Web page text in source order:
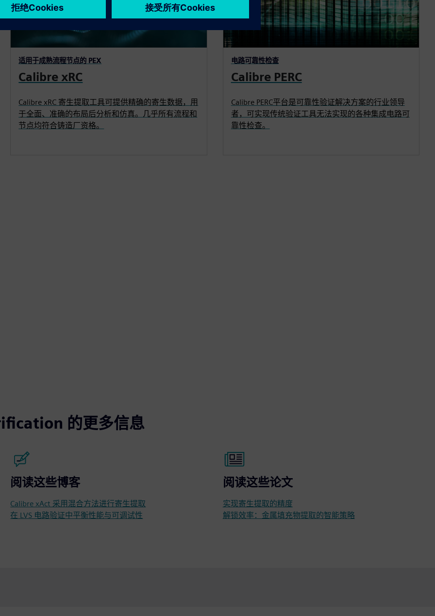
适用于成熟流程节点的 PEX
Calibre xRC
Calibre xRC 寄生提取工具可提供精确的寄生数据，用
于全面、准确的布局后分析和仿真。几乎所有流程和
节点均符合铸造厂资格。
电路可靠性检查
Calibre PERC
Calibre PERC平台是可靠性验证解决方案的行业领导
者，可实现传统验证工具无法实现的各种集成电路可
靠性检查。
的更多信息
阅读这些博客
Calibre xAct 采用混合方法进行寄生提取
在 LVS 电路验证中平衡性能与可调试性
阅读这些论文
实现寄生提取的精度
解锁效率：金属填充物提取的智能策略